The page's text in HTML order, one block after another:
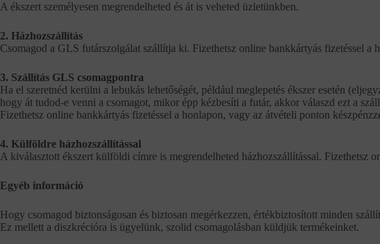
A ékszert személyesen megrendelheted és át is veheted üzletünkben.
2. Házhozszállítás
Csomagod a GLS futárszolgálat szállítja ki. Fizethetsz online bankkártyás fizetéssel
3. Szállítás GLS csomagpontra
Ha el szeretnéd kerülni a lebukás lehetőségét, például meglepetés ékszer esetén
hogy át tudod-e venni a csomagot, mikor épp kézbesíti a futár, akkor válaszd ezt a
Fizethetsz online bankkártyás fizetéssel a honlapon, vagy az átvételi ponton
4. Külföldre házhozszállítással
A kiválasztott ékszert külföldi címre is megrendelheted házhozszállítással. Fizethetsz
Egyéb információ
Hogy csomagod biztonságosan és biztosan megérkezzen, értékbiztosított minden
Ez mellett a diszkrécióra is ügyelünk, szolid csomagolásban küldjük termékeinket.